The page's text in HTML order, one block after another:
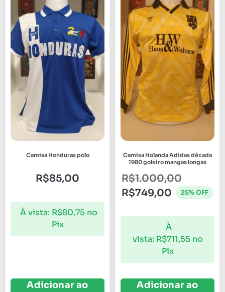
Camisa Honduras polo
R$85,00
À vista: R$80,75 no
Pix
Adicionar ao
Camisa Holanda Adidas década
1980 goleiro mangas longas
R$1.000,00
R$749,00 25% OFF
À
vista: R$711,55 no
Pix
Adicionar ao